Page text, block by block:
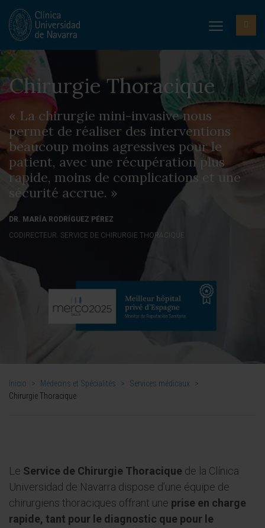
Chirurgie Thoracique
« La chirurgie mini-invasive nous
permet de réaliser des interventions
beaucoup moins agressives pour le
patient, avec une récupération plus
rapide, moins de complications et une
sécurité accrue. »
DR. MARÍA RODRÍGUEZ PÉREZ
CODIRECTEUR. SERVICE DE CHIRURGIE THORACIQUE
Inicio > Médecins et Spécialités > Services médicaux
>
Chirurgie Thoracique
Le Service de Chirurgie Thoracique de la Clínica
Universidad de Navarra dispose d’une équipe de
chirurgiens thoraciques offrant une prise en charge
rapide, tant pour le diagnostic que pour le